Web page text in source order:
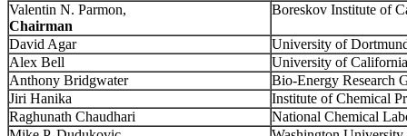
Valentin N. Parmon,
Chairman
Boreskov Institute of
David Agar
University of
Alex Bell
University of
Anthony Bridgwater
Bio-Energy Research
Jiri Hanika
Institute of Chemical
Raghunath Chaudhari
National Chemical